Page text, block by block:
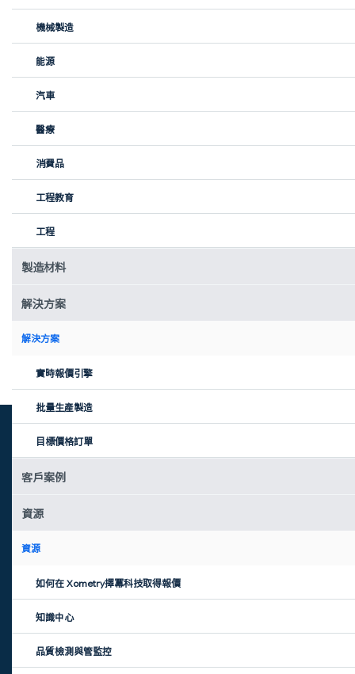
機械製造
能源
汽車
醫療
消費品
工程教育
工程
製造材料
解決方案
解決方案
實時報價引擎
批量生產製造
目標價格訂單
客戶案例
資源
資源
如何在 Xometry擇冪科技取得報價
知識中心
品質檢測與管監控
客戶案例
管道通用接头
製造能力
CNC加工
3D打印
鈑金加工
壓鑄
表面處理
大批量生產
快速原型設計
如何取得報價
更多
聯絡我們